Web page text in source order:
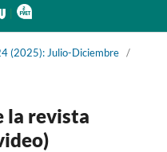
(2025): Julio-Diciembre /
la revista